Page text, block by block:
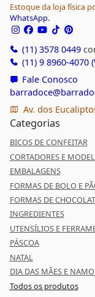
Estoque da loja física
WhatsApp.
(11) 3578 0449
(11) 9 8960-4070
Fale Conosco
Av. dos
Categorias
BICOS DE CONFEITAR
CORTADORES E
EMBALAGENS
FORMAS DE BOLO E
FORMAS DE
INGREDIENTES
UTENSÍLIOS E
PÁSCOA
NATAL
DIA DAS MÃES E
Todos os produtos